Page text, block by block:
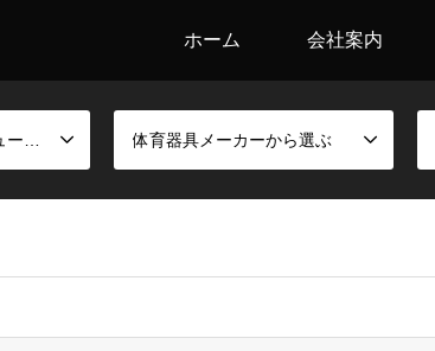
ホーム 会社案内
体育器具メーカーから選ぶ